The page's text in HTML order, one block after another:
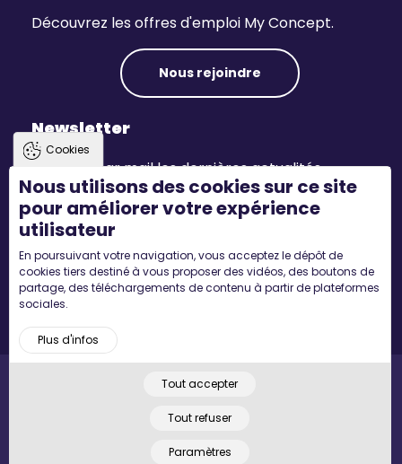
Découvrez les offres d'emploi My Concept.
Nous rejoindre
Newsletter
Recevez par mail les dernières actualités.
S'inscrire
Suivez-nous
Mentions légales
Cookies
Nous utilisons des cookies sur ce site
pour améliorer votre expérience
utilisateur
En poursuivant votre navigation, vous acceptez le dépôt de
cookies tiers destiné à vous proposer des vidéos, des boutons de
partage, des téléchargements de contenu à partir de plateformes
sociales.
Plus d'infos
Tout accepter
Tout refuser
Paramètres